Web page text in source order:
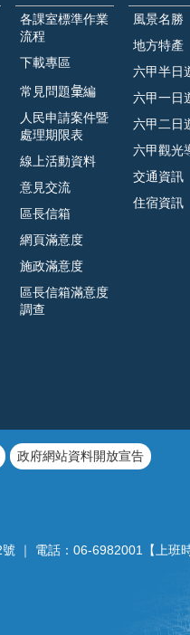
各課室標準作業
流程
下載專區
常見問題𢑥編
人民申請案件暨
處理期限表
線上活動資料
意見交流
區長信箱
網頁滿意度
施政滿意度
區長信箱滿意度
調查
風景名勝
地方特產
六甲半日
六甲一日
六甲二日
六甲觀光
交通資訊
住宿資訊
政府網站資料開放宣告
｜ 電話：06‐6982001【上班